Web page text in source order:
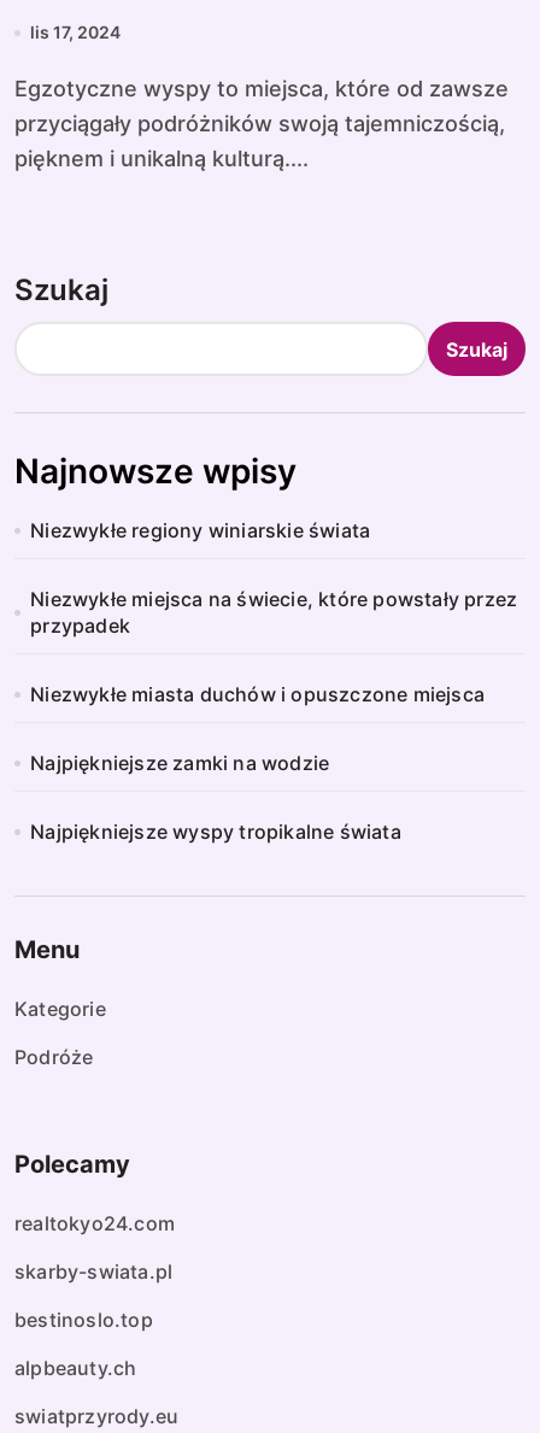
lis 17, 2024
Egzotyczne wyspy to miejsca, które od zawsze
przyciągały podróżników swoją tajemniczością,
pięknem i unikalną kulturą....
Szukaj
Szukaj
Najnowsze wpisy
Niezwykłe regiony winiarskie świata
Niezwykłe miejsca na świecie, które powstały przez
przypadek
Niezwykłe miasta duchów i opuszczone miejsca
Najpiękniejsze zamki na wodzie
Najpiękniejsze wyspy tropikalne świata
Menu
Kategorie
Podróże
Polecamy
realtokyo24.com
skarby-swiata.pl
bestinoslo.top
alpbeauty.ch
swiatprzyrody.eu